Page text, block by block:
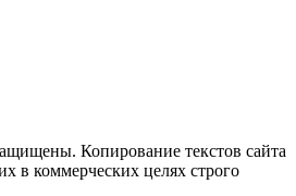
Копирование текстов сайта
в коммерческих целях строго